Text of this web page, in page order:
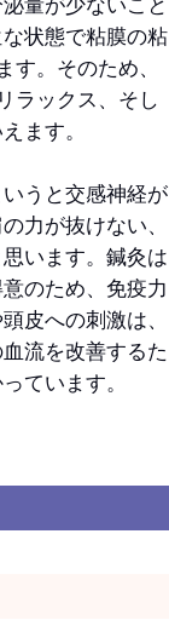
量が少ないこと
状態で粘膜の粘
す。そのため、
ラックス、そし
ます。
うと交感神経が
力が抜けない、
います。鍼灸は
のため、免疫力
皮への刺激は、
流を改善するた
ています。